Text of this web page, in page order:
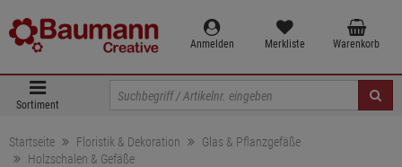
Anmelden Merkliste Warenkorb
Sortiment
Startseite Floristik & Dekoration
Glas & Pflanzgefäße
Holzschalen & Gefäße